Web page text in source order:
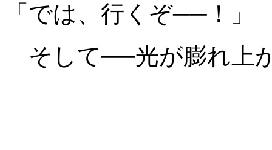
「では、行くぞ──！」
そして──光が膨れ上